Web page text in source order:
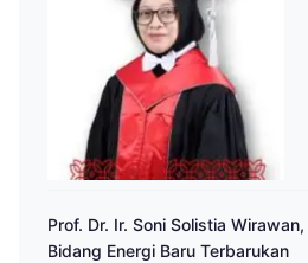
Prof. Dr. Ir. Soni Solistia
Bidang Energi Baru Terbarukan